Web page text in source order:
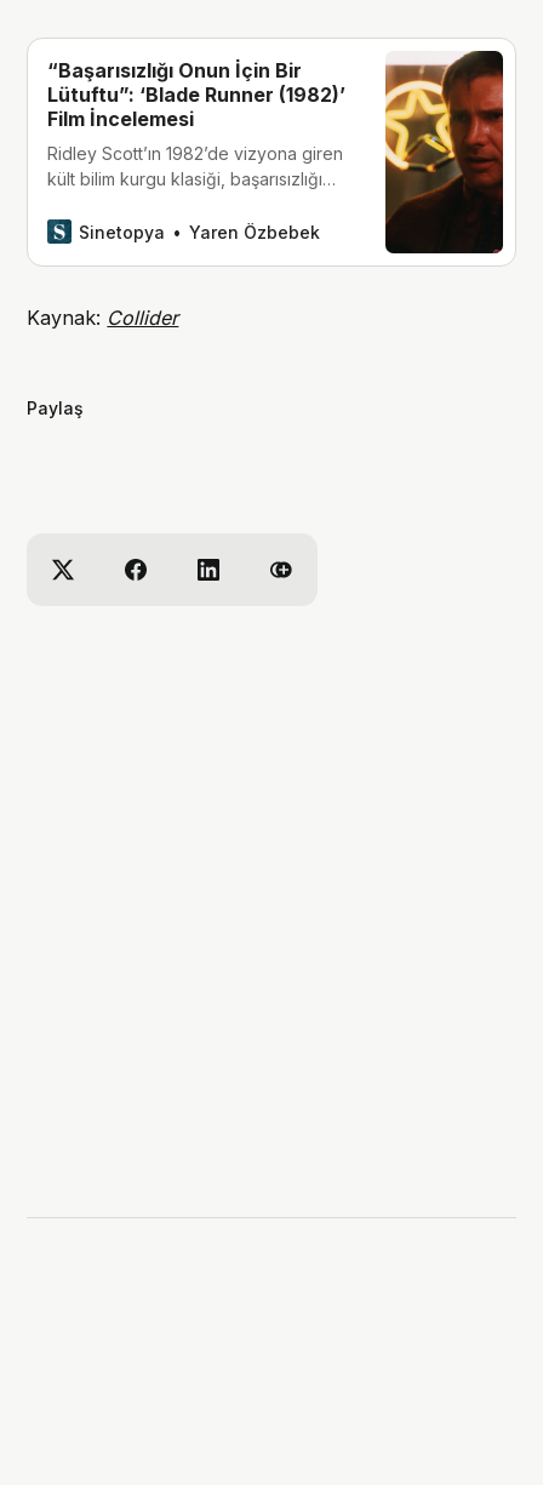
“Başarısızlığı Onun İçin Bir
Lütuftu”: ‘Blade Runner (1982)’
Film İncelemesi
Ridley Scott’ın 1982’de vizyona giren
kült bilim kurgu klasiği, başarısızlığı
Sinetopya
Yaren Özbebek
Kaynak: Collider
Paylaş